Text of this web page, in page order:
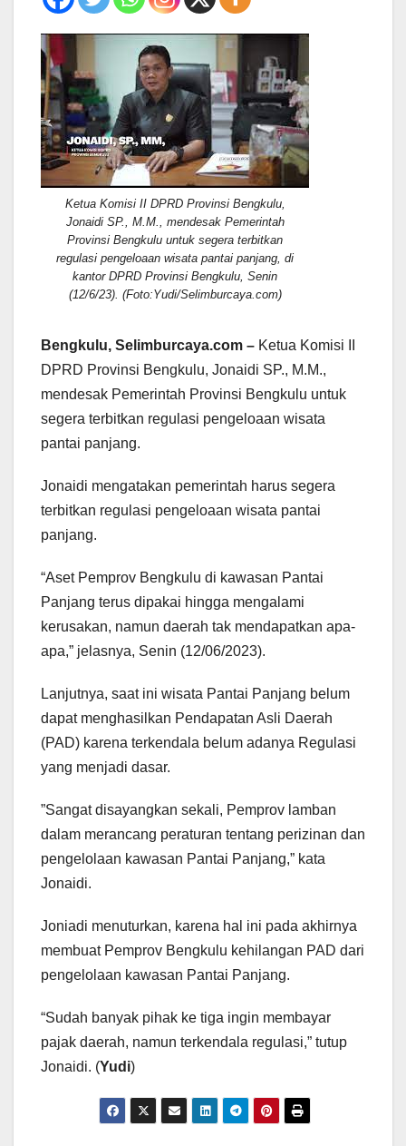
Ketua Komisi II DPRD Provinsi Bengkulu,
Jonaidi SP., M.M., mendesak Pemerintah
Provinsi Bengkulu untuk segera terbitkan
regulasi pengeloaan wisata pantai panjang, di
kantor DPRD Provinsi Bengkulu, Senin
(12/6/23). (Foto:Yudi/Selimburcaya.com)
Bengkulu, Selimburcaya.com – Ketua Komisi II
DPRD Provinsi Bengkulu, Jonaidi SP., M.M.,
mendesak Pemerintah Provinsi Bengkulu untuk
segera terbitkan regulasi pengeloaan wisata
pantai panjang.
Jonaidi mengatakan pemerintah harus segera
terbitkan regulasi pengeloaan wisata pantai
panjang.
“Aset Pemprov Bengkulu di kawasan Pantai
Panjang terus dipakai hingga mengalami
kerusakan, namun daerah tak mendapatkan apa-
apa,” jelasnya, Senin (12/06/2023).
Lanjutnya, saat ini wisata Pantai Panjang belum
dapat menghasilkan Pendapatan Asli Daerah
(PAD) karena terkendala belum adanya Regulasi
yang menjadi dasar.
”Sangat disayangkan sekali, Pemprov lamban
dalam merancang peraturan tentang perizinan dan
pengelolaan kawasan Pantai Panjang,” kata
Jonaidi.
Joniadi menuturkan, karena hal ini pada akhirnya
membuat Pemprov Bengkulu kehilangan PAD dari
pengelolaan kawasan Pantai Panjang.
“Sudah banyak pihak ke tiga ingin membayar
pajak daerah, namun terkendala regulasi,” tutup
Jonaidi. (Yudi)